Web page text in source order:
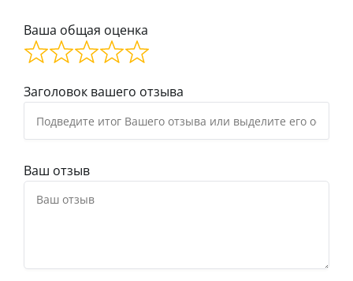
Ваша общая оценка
Заголовок вашего отзыва
Ваш отзыв